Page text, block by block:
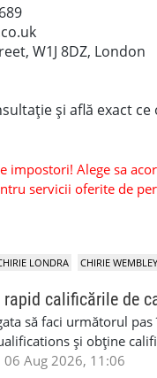
W1J 8DZ, London
și află exact ce
impostori! Alege sa
servicii oferite de
LONDRA CHIRIE WEMBLEY
rapid calificările de
să faci următorul
și obține
recunoscute în UK ✅
06 Aug 2026, 11:06